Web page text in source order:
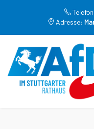
Adresse: